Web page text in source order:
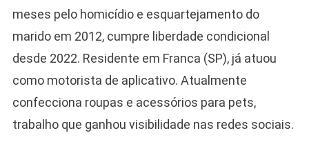
meses pelo homicídio e esquartejamento do
marido em 2012, cumpre liberdade condicional
desde 2022. Residente em Franca (SP), já atuou
como motorista de aplicativo. Atualmente
confecciona roupas e acessórios para pets,
trabalho que ganhou visibilidade nas redes sociais.